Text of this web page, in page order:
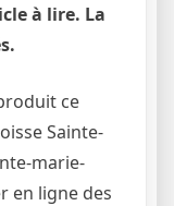
à lire. La
ce
Sainte-
marie-
en ligne des